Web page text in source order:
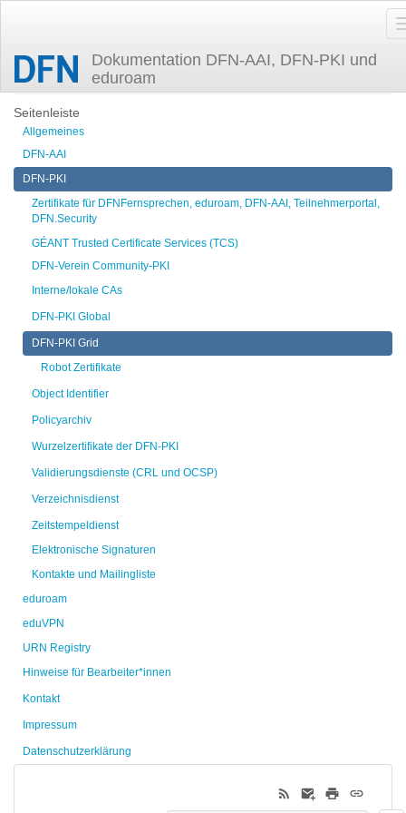
Dokumentation DFN-AAI, DFN-PKI und
eduroam
Zuletzt angesehen grid
Seitenleiste
Allgemeines
DFN-AAI
DFN-PKI
Zertifikate für DFNFernsprechen, eduroam, DFN-AAI, Teilnehmerportal,
DFN.Security
GÉANT Trusted Certificate Services (TCS)
DFN-Verein Community-PKI
Interne/lokale CAs
DFN-PKI Global
DFN-PKI Grid
Robot Zertifikate
Object Identifier
Policyarchiv
Wurzelzertifikate der DFN-PKI
Validierungsdienste (CRL und OCSP)
Verzeichnisdienst
Zeitstempeldienst
Elektronische Signaturen
Kontakte und Mailingliste
eduroam
eduVPN
URN Registry
Hinweise für Bearbeiter*innen
Kontakt
Impressum
Datenschutzerklärung